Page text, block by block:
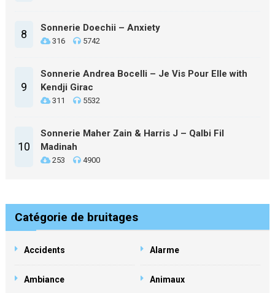
8 Sonnerie Doechii – Anxiety
316 5742
9
Sonnerie Andrea Bocelli – Je Vis Pour Elle with
Kendji Girac
311 5532
10
Sonnerie Maher Zain & Harris J – Qalbi Fil
Madinah
253 4900
Catégorie de bruitages
Accidents Alarme
Ambiance Animaux